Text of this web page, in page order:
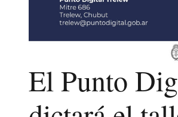
El Punto